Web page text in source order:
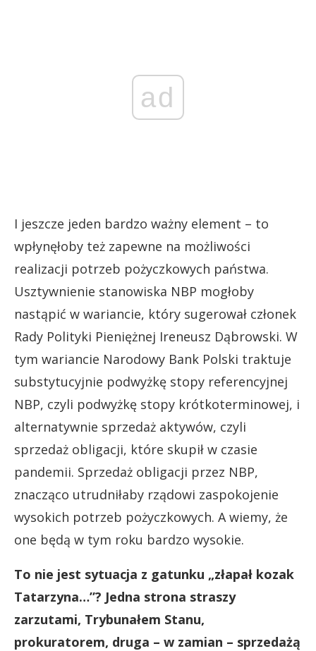
ad
I jeszcze jeden bardzo ważny element – to
wpłynęłoby też zapewne na możliwości
realizacji potrzeb pożyczkowych państwa.
Usztywnienie stanowiska NBP mogłoby
nastąpić w wariancie, który sugerował członek
Rady Polityki Pieniężnej Ireneusz Dąbrowski. W
tym wariancie Narodowy Bank Polski traktuje
substytucyjnie podwyżkę stopy referencyjnej
NBP, czyli podwyżkę stopy krótkoterminowej, i
alternatywnie sprzedaż aktywów, czyli
sprzedaż obligacji, które skupił w czasie
pandemii. Sprzedaż obligacji przez NBP,
znacząco utrudniłaby rządowi zaspokojenie
wysokich potrzeb pożyczkowych. A wiemy, że
one będą w tym roku bardzo wysokie.
To nie jest sytuacja z gatunku „złapał kozak
Tatarzyna…”? Jedna strona straszy
zarzutami, Trybunałem Stanu,
prokuratorem, druga – w zamian – sprzedażą